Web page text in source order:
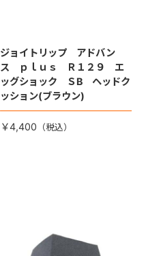
ジョイトリップ アドバン
ス ｐｌｕｓ Ｒ１２９ エ
ッグショック ＳB ヘッドク
ッション(ブラウン)
￥4,400